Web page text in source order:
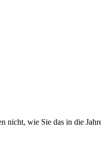
wie Sie das in die